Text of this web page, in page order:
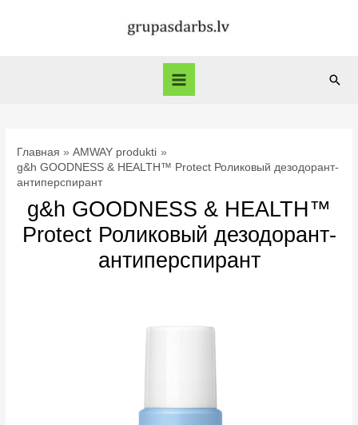
Main
Главная
AMWAY produkti
g&h GOODNESS & HEALTH™ Protect Роликовый дезодорант-
антиперспирант
g&h GOODNESS & HEALTH™
Protect Роликовый дезодорант-
антиперспирант